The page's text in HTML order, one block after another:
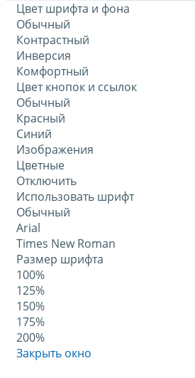
Цвет шрифта и фона
Обычный
Контрастный
Инверсия
Комфортный
Цвет кнопок и ссылок
Обычный
Красный
Синий
Изображения
Цветные
Отключить
Использовать шрифт
Обычный
Arial
Times New Roman
Размер шрифта
100%
125%
150%
175%
200%
Закрыть окно